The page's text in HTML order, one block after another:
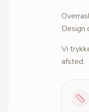
Design
Vi
afsted.